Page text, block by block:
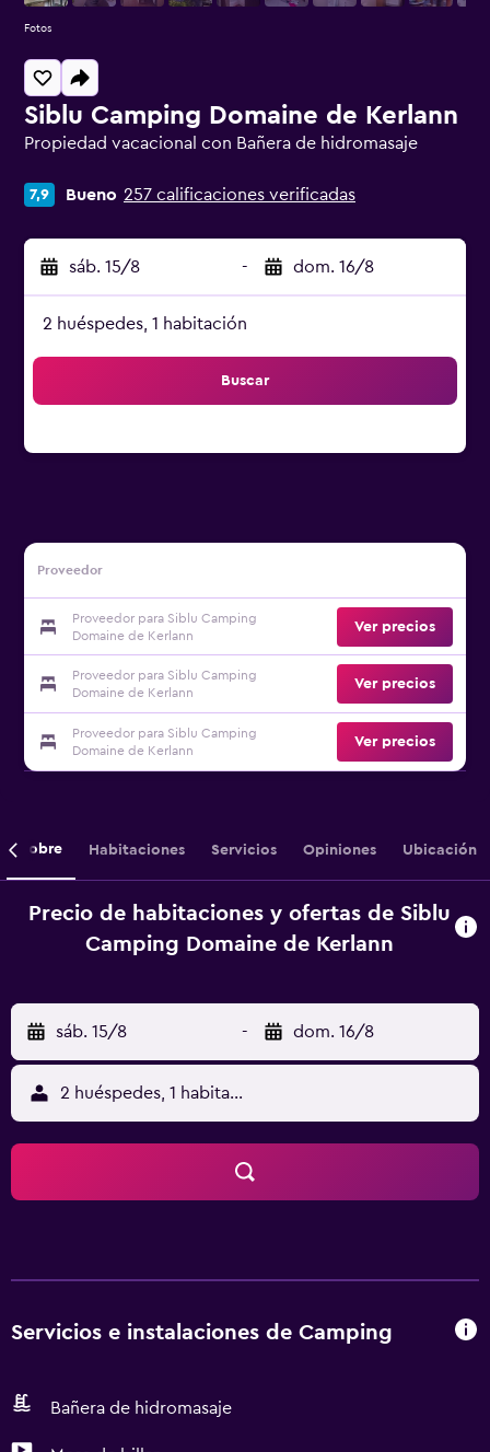
Siblu Camping Domaine de Kerlann
Propiedad vacacional con Bañera de hidromasaje
7,9 Bueno 257 calificaciones verificadas
sáb. 15/8 - dom. 16/8
2 huéspedes, 1 habitación
Buscar
Proveedor
Proveedor para Siblu Camping
Domaine de Kerlann
Ver precios
Proveedor para Siblu Camping
Domaine de Kerlann
Ver precios
Proveedor para Siblu Camping
Domaine de Kerlann
Ver precios
Fotos
Sobre Habitaciones Servicios Opiniones Ubicación
Precio de habitaciones y ofertas de Siblu
Camping Domaine de Kerlann
sáb. 15/8 - dom. 16/8
2 huéspedes, 1 habitación
Servicios e instalaciones de Camping
Bañera de hidromasaje